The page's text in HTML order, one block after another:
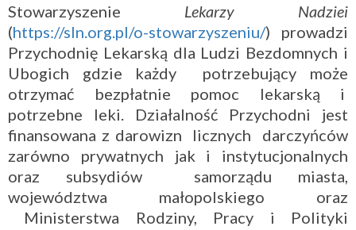
Stowarzyszenie Lekarzy Nadziei
(https://sln.org.pl/o-stowarzyszeniu/) prowadzi
Przychodnię Lekarską dla Ludzi Bezdomnych i
Ubogich gdzie każdy potrzebujący może
otrzymać bezpłatnie pomoc lekarską i
potrzebne leki. Działalność Przychodni jest
finansowana z darowizn licznych darczyńców
zarówno prywatnych jak i instytucjonalnych
oraz subsydiów samorządu miasta,
województwa małopolskiego oraz
Ministerstwa Rodziny, Pracy i Polityki